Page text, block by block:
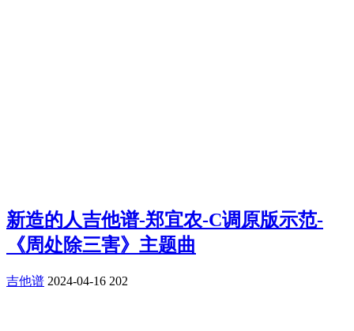
新造的人吉他谱-郑宜农-C调原版示范-
《周处除三害》主题曲
吉他谱 2024-04-16 202